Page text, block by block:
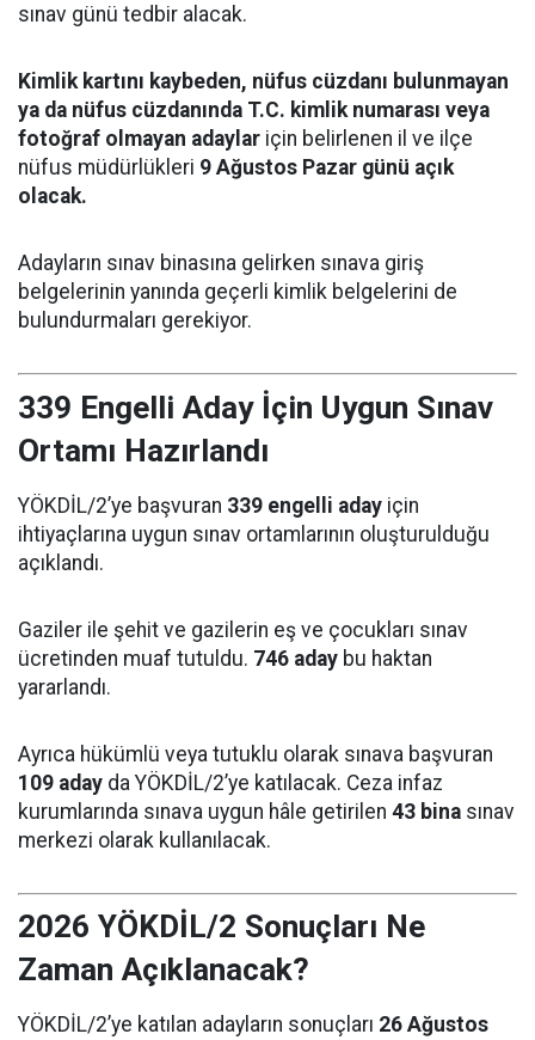
sınav günü tedbir alacak.
Kimlik kartını kaybeden, nüfus cüzdanı bulunmayan
ya da nüfus cüzdanında T.C. kimlik numarası veya
fotoğraf olmayan adaylar için belirlenen il ve ilçe
nüfus müdürlükleri 9 Ağustos Pazar günü açık
olacak.
Adayların sınav binasına gelirken sınava giriş
belgelerinin yanında geçerli kimlik belgelerini de
bulundurmaları gerekiyor.
339 Engelli Aday İçin Uygun Sınav
Ortamı Hazırlandı
YÖKDİL/2’ye başvuran 339 engelli aday için
ihtiyaçlarına uygun sınav ortamlarının oluşturulduğu
açıklandı.
Gaziler ile şehit ve gazilerin eş ve çocukları sınav
ücretinden muaf tutuldu. 746 aday bu haktan
yararlandı.
Ayrıca hükümlü veya tutuklu olarak sınava başvuran
109 aday da YÖKDİL/2’ye katılacak. Ceza infaz
kurumlarında sınava uygun hâle getirilen 43 bina sınav
merkezi olarak kullanılacak.
2026 YÖKDİL/2 Sonuçları Ne
Zaman Açıklanacak?
YÖKDİL/2’ye katılan adayların sonuçları 26 Ağustos